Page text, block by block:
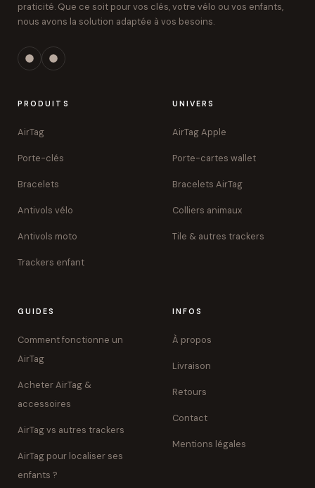
praticité. Que ce soit pour vos clés, votre vélo ou vos enfants,
nous avons la solution adaptée à vos besoins.
PRODUITS
AirTag
Porte-clés
Bracelets
Antivols vélo
Antivols moto
Trackers enfant
UNIVERS
AirTag Apple
Porte-cartes wallet
Bracelets AirTag
Colliers animaux
Tile & autres trackers
GUIDES
Comment fonctionne un
AirTag
Acheter AirTag &
accessoires
AirTag vs autres trackers
AirTag pour localiser ses
enfants ?
INFOS
À propos
Livraison
Retours
Contact
Mentions légales